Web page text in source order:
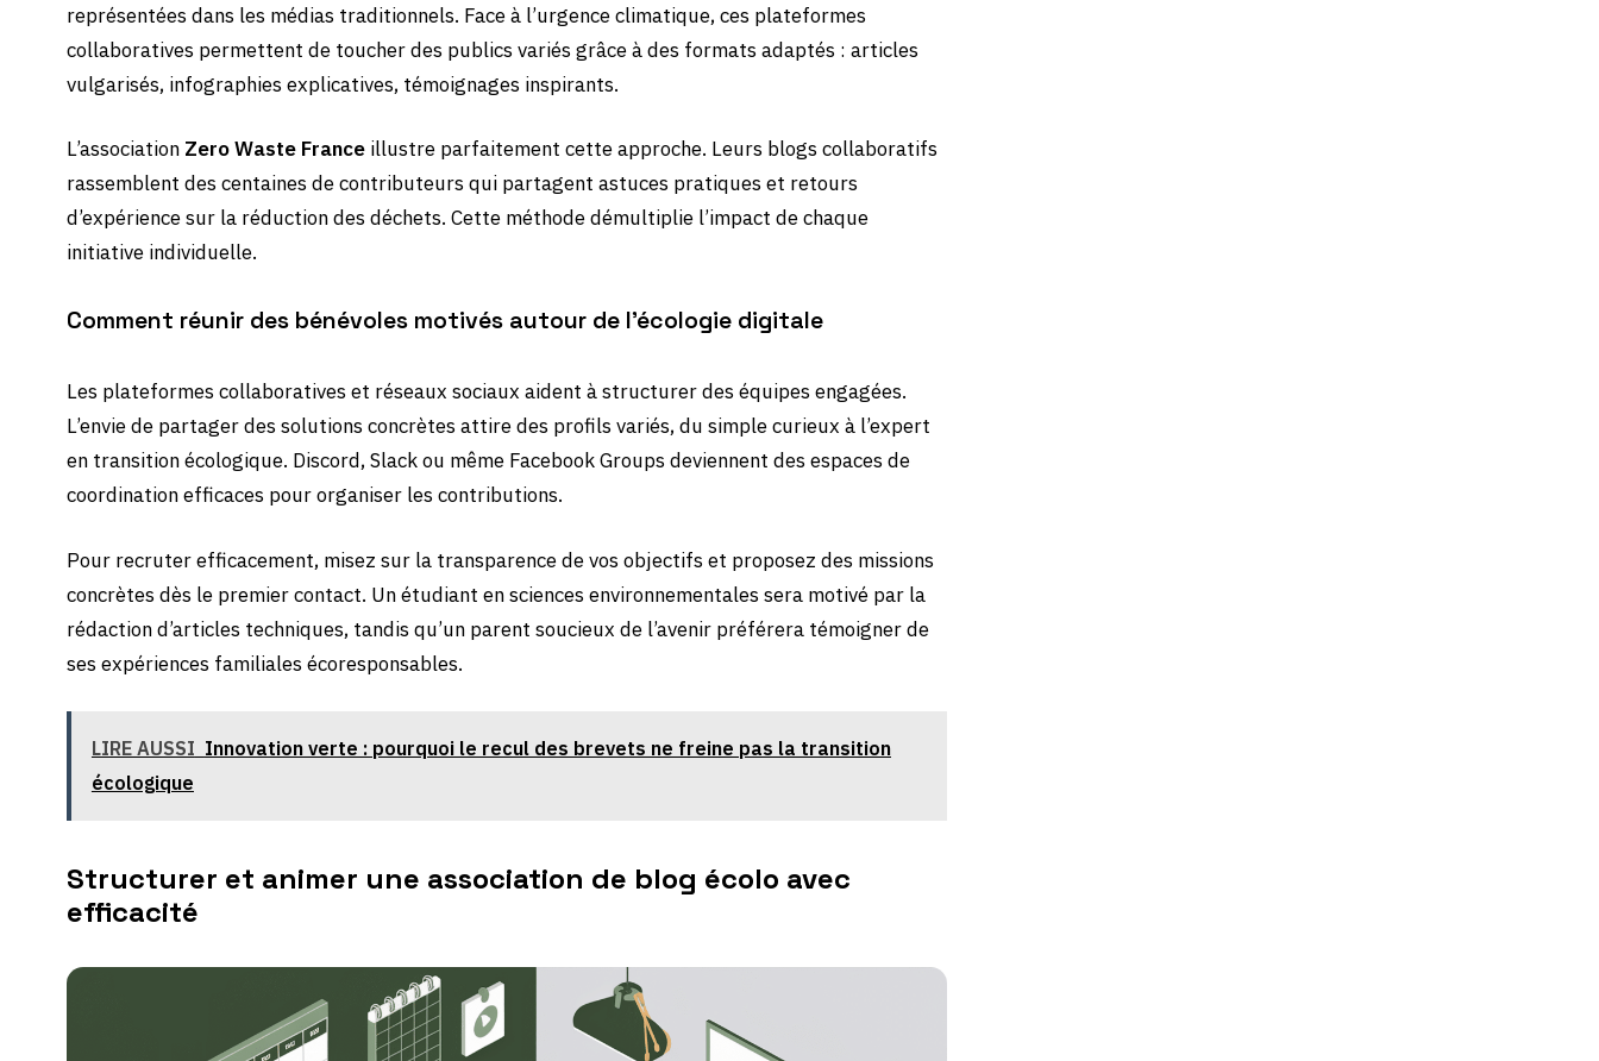
représentées dans les médias traditionnels. Face à l’urgence climatique, ces plateformes
collaboratives permettent de toucher des publics variés grâce à des formats adaptés : articles
vulgarisés, infographies explicatives, témoignages inspirants.
L’association Zero Waste France illustre parfaitement cette approche. Leurs blogs collaboratifs
rassemblent des centaines de contributeurs qui partagent astuces pratiques et retours
d’expérience sur la réduction des déchets. Cette méthode démultiplie l’impact de chaque
initiative individuelle.
Comment réunir des bénévoles motivés autour de l’écologie digitale
Les plateformes collaboratives et réseaux sociaux aident à structurer des équipes engagées.
L’envie de partager des solutions concrètes attire des profils variés, du simple curieux à l’expert
en transition écologique. Discord, Slack ou même Facebook Groups deviennent des espaces de
coordination efficaces pour organiser les contributions.
Pour recruter efficacement, misez sur la transparence de vos objectifs et proposez des missions
concrètes dès le premier contact. Un étudiant en sciences environnementales sera motivé par la
rédaction d’articles techniques, tandis qu’un parent soucieux de l’avenir préférera témoigner de
ses expériences familiales écoresponsables.
LIRE AUSSI Innovation verte : pourquoi le recul des brevets ne freine pas la transition
écologique
Structurer et animer une association de blog écolo avec
efficacité